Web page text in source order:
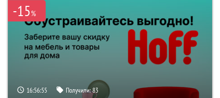
-15%
16:56:54 Получили:83